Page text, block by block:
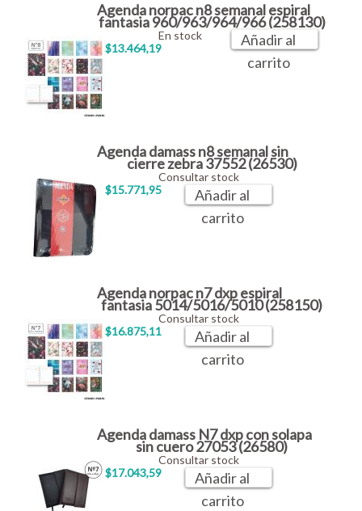
Agenda norpac n8 semanal espiral
fantasia 960/963/964/966 (258130)
$13.464,19
En stock
Añadir al
carrito
Agenda damass n8 semanal sin
cierre zebra 37552 (26530)
$15.771,95
Consultar stock
Añadir al
carrito
Agenda norpac n7 dxp espiral
fantasia 5014/5016/5010 (258150)
$16.875,11
Consultar stock
Añadir al
carrito
Agenda damass N7 dxp con solapa
sin cuero 27053 (26580)
$17.043,59
Consultar stock
Añadir al
carrito